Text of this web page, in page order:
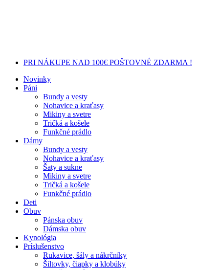
PRI NÁKUPE NAD 100€ POŠTOVNÉ ZDARMA !
Novinky
Páni
Bundy a vesty
Nohavice a kraťasy
Mikiny a svetre
Tričká a košele
Funkčné prádlo
Dámy
Bundy a vesty
Nohavice a kraťasy
Šaty a sukne
Mikiny a svetre
Tričká a košele
Funkčné prádlo
Deti
Obuv
Pánska obuv
Dámska obuv
Kynológia
Príslušenstvo
Rukavice, šály a nákrčníky
Šiltovky, čiapky a klobúky